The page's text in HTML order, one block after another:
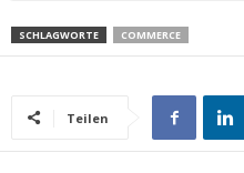
SCHLAGWORTE COMMERCE
Teilen